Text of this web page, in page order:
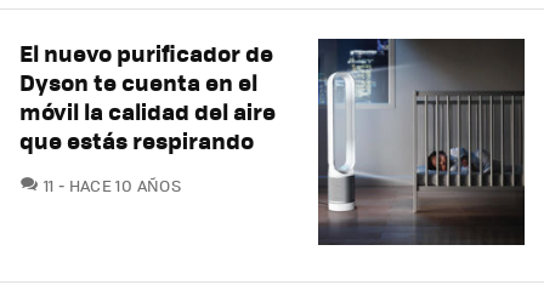
El nuevo purificador de
Dyson te cuenta en el
móvil la calidad del aire
que estás respirando
11 COMENTARIOS
HACE 10 AÑOS